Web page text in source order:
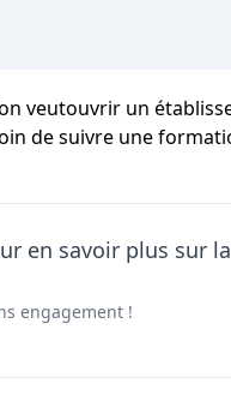
veutouvrir un
de suivre une
en savoir plus sur la
engagement !